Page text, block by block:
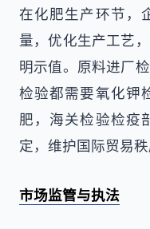
在化肥生产环节，
量，优化生产工艺
明示值。原料进厂
检验都需要氧化钾
肥，海关检验检疫
定，维护国际贸易
市场监管与执法